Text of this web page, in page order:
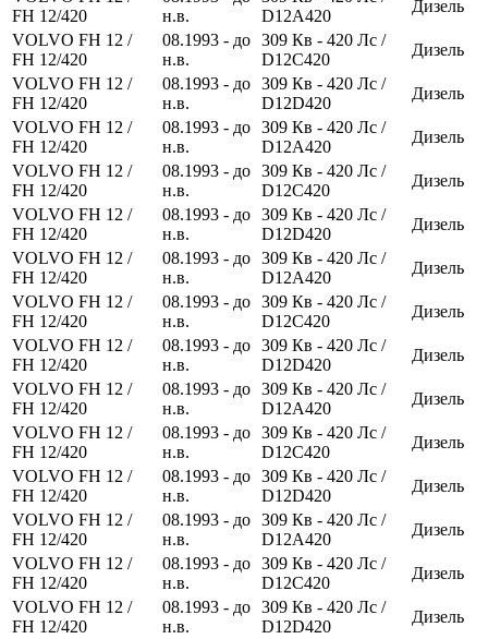
FH 12/420
н.в.
D12A420
Дизель
VOLVO FH 12 /
FH 12/420
08.1993 - до
н.в.
309 Кв - 420 Лс /
D12C420
Дизель
VOLVO FH 12 /
FH 12/420
08.1993 - до
н.в.
309 Кв - 420 Лс /
D12D420
Дизель
VOLVO FH 12 /
FH 12/420
08.1993 - до
н.в.
309 Кв - 420 Лс /
D12A420
Дизель
VOLVO FH 12 /
FH 12/420
08.1993 - до
н.в.
309 Кв - 420 Лс /
D12C420
Дизель
VOLVO FH 12 /
FH 12/420
08.1993 - до
н.в.
309 Кв - 420 Лс /
D12D420
Дизель
VOLVO FH 12 /
FH 12/420
08.1993 - до
н.в.
309 Кв - 420 Лс /
D12A420
Дизель
VOLVO FH 12 /
FH 12/420
08.1993 - до
н.в.
309 Кв - 420 Лс /
D12C420
Дизель
VOLVO FH 12 /
FH 12/420
08.1993 - до
н.в.
309 Кв - 420 Лс /
D12D420
Дизель
VOLVO FH 12 /
FH 12/420
08.1993 - до
н.в.
309 Кв - 420 Лс /
D12A420
Дизель
VOLVO FH 12 /
FH 12/420
08.1993 - до
н.в.
309 Кв - 420 Лс /
D12C420
Дизель
VOLVO FH 12 /
FH 12/420
08.1993 - до
н.в.
309 Кв - 420 Лс /
D12D420
Дизель
VOLVO FH 12 /
FH 12/420
08.1993 - до
н.в.
309 Кв - 420 Лс /
D12A420
Дизель
VOLVO FH 12 /
FH 12/420
08.1993 - до
н.в.
309 Кв - 420 Лс /
D12C420
Дизель
VOLVO FH 12 /
FH 12/420
08.1993 - до
н.в.
309 Кв - 420 Лс /
D12D420
Дизель